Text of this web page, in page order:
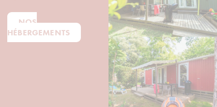
NOS
HÉBERGEMENTS